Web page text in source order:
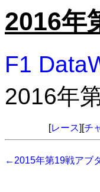
2016年
F1
2016年
[レース][チ
←2015年第19戦アブ